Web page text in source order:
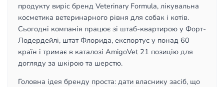
продукту виріс бренд Veterinary Formula, лікувальна
косметика ветеринарного рівня для собак і котів.
Сьогодні компанія працює зі штаб-квартирою у Форт-
Лодердейлі, штат Флорида, експортує у понад 60
країн і тримає в каталозі AmigoVet 21 позицію для
догляду за шкірою та шерстю.
Головна ідея бренду проста: дати власнику засіб, що